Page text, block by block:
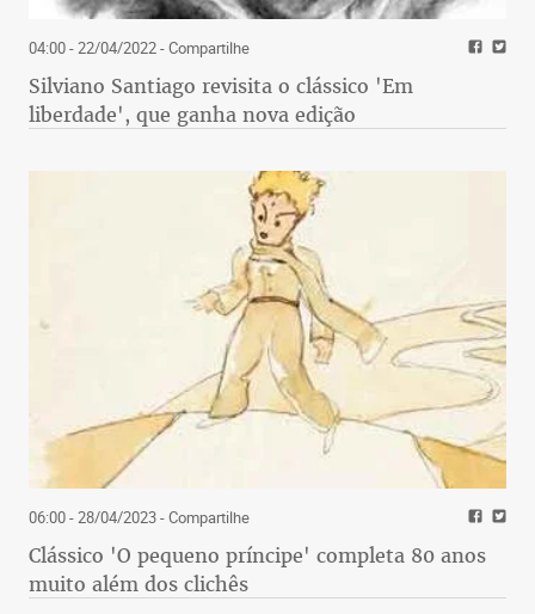
04:00 - 22/04/2022- Compartilhe
Silviano Santiago revisita o clássico 'Em
liberdade', que ganha nova edição
06:00 - 28/04/2023- Compartilhe
Clássico 'O pequeno príncipe' completa 80 anos
muito além dos clichês